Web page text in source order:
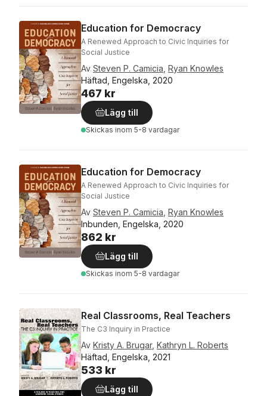
Education for Democracy
A Renewed Approach to Civic Inquiries for
Social Justice
Av Steven P. Camicia Ryan Knowles
Häftad, Engelska, 2020
467 kr
Lägg till
Skickas inom 5-8 vardagar
Education for Democracy
A Renewed Approach to Civic Inquiries for
Social Justice
Av Steven P. Camicia Ryan Knowles
Inbunden, Engelska, 2020
862 kr
Lägg till
Skickas inom 5-8 vardagar
Real Classrooms, Real Teachers
The C3 Inquiry in Practice
Av Kristy A. Brugar, Kathryn L. Roberts
Häftad, Engelska, 2021
533 kr
Lägg till